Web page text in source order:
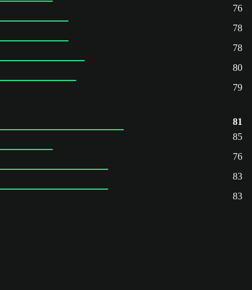
76
78
78
80
79
81
85
76
83
83